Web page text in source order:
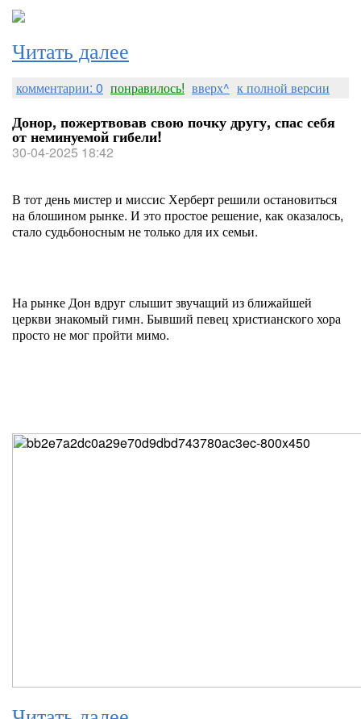
Читать далее
комментарии: 0 понравилось! вверх^ к полной версии
Донор, пожертвовав свою почку другу, спас себя
от неминуемой гибели!
30-04-2025 18:42
В тот день мистер и миссис Херберт решили остановиться
на блошином рынке. И это простое решение, как оказалось,
стало судьбоносным не только для их семьи.
На рынке Дон вдруг слышит звучащий из ближайшей
церкви знакомый гимн. Бывший певец христианского хора
просто не мог пройти мимо.